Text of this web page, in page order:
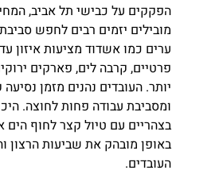
הפקקים על כבישי תל אביב,
מובילים יזמים רבים לחפש
ערים כמו אשדוד מציעות איזון
פרטיים, קרבה לים, פארקים
יותר. העובדים נהנים מזמן
ומסביבת עבודה פחות לחוצה.
בצהריים עם טיול קצר לחוף
באופן מובהק את שביעות הרצון
העובדים.